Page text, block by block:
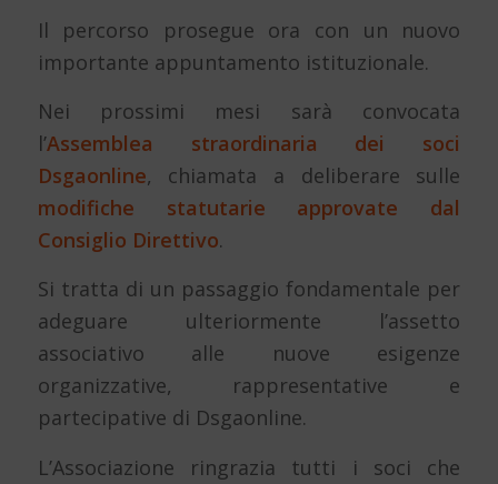
Il percorso prosegue ora con un nuovo
importante appuntamento istituzionale.
Nei prossimi mesi sarà convocata
l’Assemblea straordinaria dei soci
Dsgaonline, chiamata a deliberare sulle
modifiche statutarie approvate dal
Consiglio Direttivo.
Si tratta di un passaggio fondamentale per
adeguare ulteriormente l’assetto
associativo alle nuove esigenze
organizzative, rappresentative e
partecipative di Dsgaonline.
L’Associazione ringrazia tutti i soci che